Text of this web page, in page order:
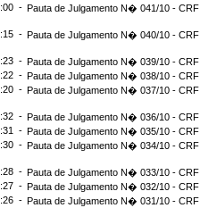
- Pauta de Julgamento N� 041/10 -
- Pauta de Julgamento N� 040/10 -
- Pauta de Julgamento N� 039/10 -
- Pauta de Julgamento N� 038/10 -
- Pauta de Julgamento N� 037/10 -
- Pauta de Julgamento N� 036/10 -
- Pauta de Julgamento N� 035/10 -
- Pauta de Julgamento N� 034/10 -
- Pauta de Julgamento N� 033/10 -
- Pauta de Julgamento N� 032/10 -
- Pauta de Julgamento N� 031/10 -